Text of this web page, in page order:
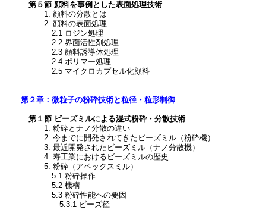
第５節 顔料を事例とした表面処理技術
1. 顔料の分散とは
2. 顔料の表面処理
2.1 ロジン処理
2.2 界面活性剤処理
2.3 顔料誘導体処理
2.4 ポリマー処理
2.5 マイクロカプセル化顔料
第２章：微粒子の粉砕技術と粒径・粒形制御
第１節 ビーズミルによる湿式粉砕・分散技術
1. 粉砕とナノ分散の違い
2. 今までに開発されてきたビーズミル（粉砕機）
3. 最近開発されたビーズミル（ナノ分散機）
4. 寿工業におけるビーズミルの歴史
5. 粉砕（アペックスミル）
5.1 粉砕操作
5.2 機構
5.3 粉砕性能への要因
5.3.1 ビーズ径